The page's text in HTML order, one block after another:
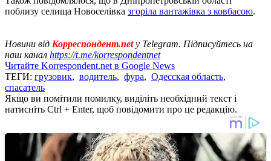
поблизу селища Новоселівка згоріла вантажівка з ковбасою.
Новини від Корреспондент.net у Telegram. Підписуйтесь на
наш канал https://t.me/korrespondentnet
Читайте Korrespondent.net в Google News
ТЕГИ: грузовик, водитель, фура, Одесская область,
спасатель
Якщо ви помітили помилку, виділіть необхідний текст і
натисніть Ctrl + Enter, щоб повідомити про це редакцію.